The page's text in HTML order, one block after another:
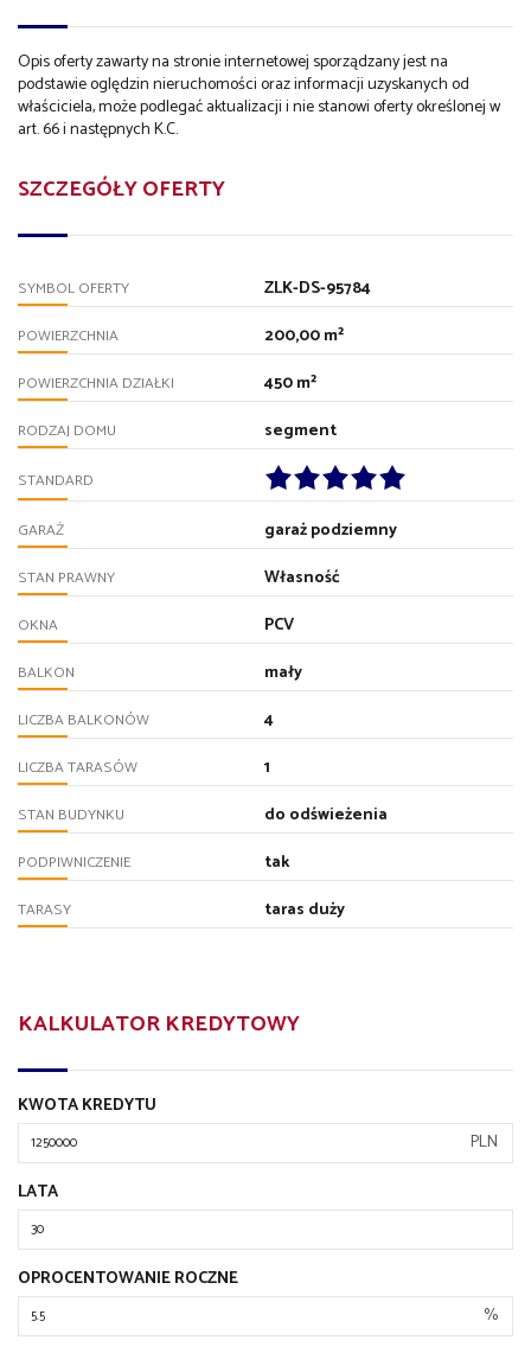
Opis oferty zawarty na stronie internetowej sporządzany jest na
podstawie oględzin nieruchomości oraz informacji uzyskanych od
właściciela, może podlegać aktualizacji i nie stanowi oferty określonej w
art. 66 i następnych K.C.
SZCZEGÓŁY OFERTY
SYMBOL OFERTY ZLK-DS-95784
POWIERZCHNIA 200,00 m²
POWIERZCHNIA DZIAŁKI 450 m²
RODZAJ DOMU segment
STANDARD
GARAŻ garaż podziemny
STAN PRAWNY Własność
OKNA PCV
BALKON mały
LICZBA BALKONÓW 4
LICZBA TARASÓW 1
STAN BUDYNKU do odświeżenia
PODPIWNICZENIE tak
TARASY taras duży
KALKULATOR KREDYTOWY
KWOTA KREDYTU
PLN
LATA
OPROCENTOWANIE ROCZNE
%